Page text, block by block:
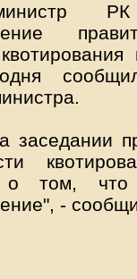
министр
заседании
том, что
-